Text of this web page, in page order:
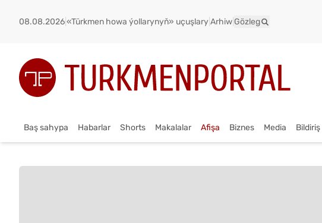
08.08.2026«Türkmen howa ýollarynyň» uçuşlaryArhiw Gözleg
Baş sahypa Habarlar Shorts Makalalar Afişa Biznes Media Bildiriş